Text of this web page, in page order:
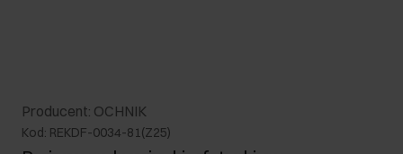
Producent: OCHNIK
Kod: REKDF-0034-81(Z25)